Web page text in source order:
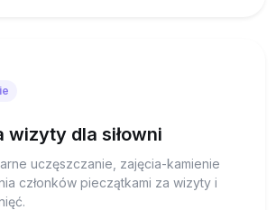
wizyty dla siłowni
uczęszczanie, zajęcia-kamienie
członków pieczątkami za wizyty i